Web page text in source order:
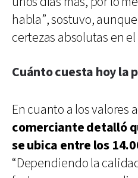
habla”, sostuvo,
certezas absolutas en
Cuánto cuesta hoy la
En cuanto a los valores
comerciante detalló
se ubica entre los
“Dependiendo la